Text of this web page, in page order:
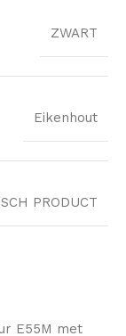
ZWART
Eikenhout
PRODUCT
E55M met